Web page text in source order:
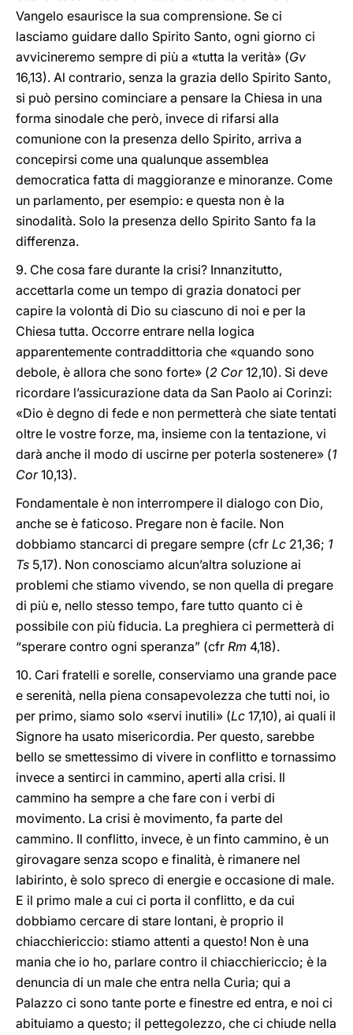
Vangelo esaurisce la sua comprensione. Se ci
lasciamo guidare dallo Spirito Santo, ogni giorno ci
avvicineremo sempre di più a «tutta la verità» (Gv
16,13). Al contrario, senza la grazia dello Spirito Santo,
si può persino cominciare a pensare la Chiesa in una
forma sinodale che però, invece di rifarsi alla
comunione con la presenza dello Spirito, arriva a
concepirsi come una qualunque assemblea
democratica fatta di maggioranze e minoranze. Come
un parlamento, per esempio: e questa non è la
sinodalità. Solo la presenza dello Spirito Santo fa la
differenza.
9. Che cosa fare durante la crisi? Innanzitutto,
accettarla come un tempo di grazia donatoci per
capire la volontà di Dio su ciascuno di noi e per la
Chiesa tutta. Occorre entrare nella logica
apparentemente contraddittoria che «quando sono
debole, è allora che sono forte» (2 Cor12,10). Si deve
ricordare l’assicurazione data da San Paolo ai Corinzi:
«Dio è degno di fede e non permetterà che siate tentati
oltre le vostre forze, ma, insieme con la tentazione, vi
darà anche il modo di uscirne per poterla sostenere» (1
Cor10,13).
Fondamentale è non interrompere il dialogo con Dio,
anche se è faticoso. Pregare non è facile. Non
dobbiamo stancarci di pregare sempre (cfr Lc 21,36; 1
Ts 5,17). Non conosciamo alcun’altra soluzione ai
problemi che stiamo vivendo, se non quella di pregare
di più e, nello stesso tempo, fare tutto quanto ci è
possibile con più fiducia. La preghiera ci permetterà di
“sperare contro ogni speranza” (cfr Rm 4,18).
10. Cari fratelli e sorelle, conserviamo una grande pace
e serenità, nella piena consapevolezza che tutti noi, io
per primo, siamo solo «servi inutili» (Lc 17,10), ai quali il
Signore ha usato misericordia. Per questo, sarebbe
bello se smettessimo di vivere in conflitto e tornassimo
invece a sentirci in cammino, aperti alla crisi. Il
cammino ha sempre a che fare con i verbi di
movimento. La crisi è movimento, fa parte del
cammino. Il conflitto, invece, è un finto cammino, è un
girovagare senza scopo e finalità, è rimanere nel
labirinto, è solo spreco di energie e occasione di male.
E il primo male a cui ci porta il conflitto, e da cui
dobbiamo cercare di stare lontani, è proprio il
chiacchiericcio: stiamo attenti a questo! Non è una
mania che io ho, parlare contro il chiacchiericcio; è la
denuncia di un male che entra nella Curia; qui a
Palazzo ci sono tante porte e finestre ed entra, e noi ci
abituiamo a questo; il pettegolezzo, che ci chiude nella